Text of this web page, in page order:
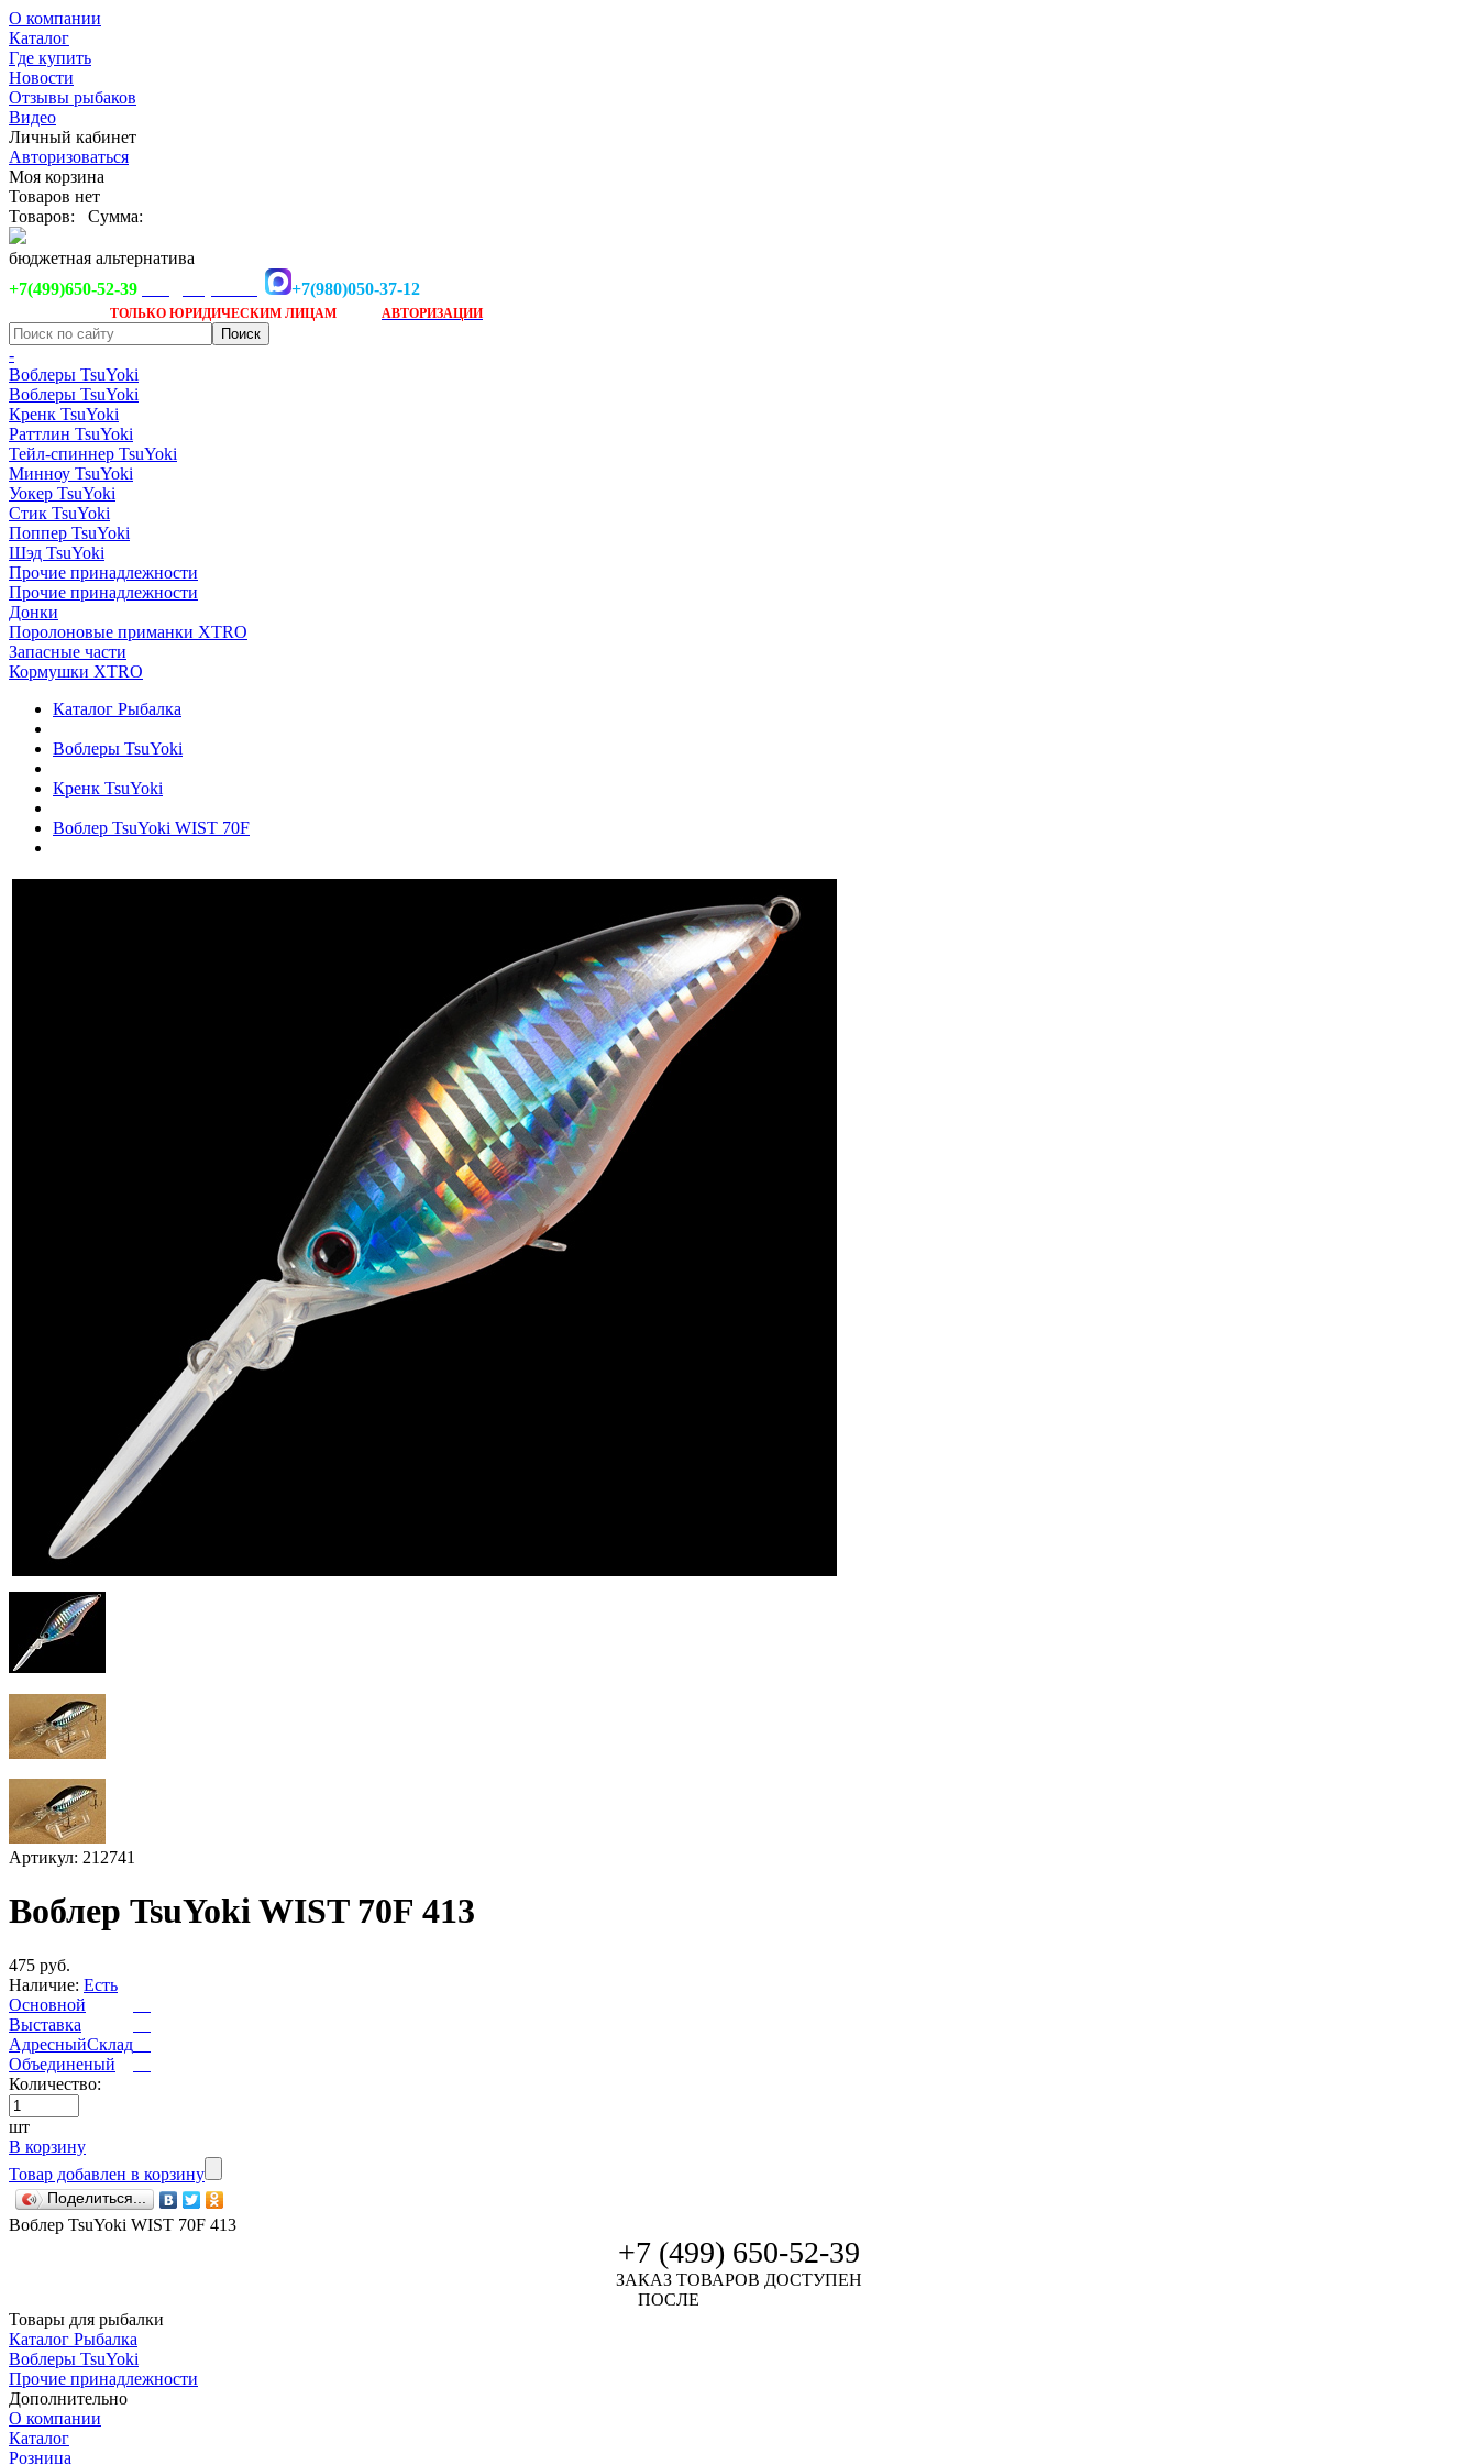
О компании
Каталог
Где купить
Новости
Отзывы рыбаков
Видео
Личный кабинет
Авторизоваться
Моя корзина
Товаров нет
Товаров:
Сумма:
бюджетная альтернатива
+7(499)650-52-39
+7(980)050-37-12
ТОЛЬКО ЮРИДИЧЕСКИМ ЛИЦАМ АВТОРИЗАЦИИ
-
Воблеры TsuYoki
Воблеры TsuYoki
Кренк TsuYoki
Раттлин TsuYoki
Тейл-спиннер TsuYoki
Минноу TsuYoki
Уокер TsuYoki
Стик TsuYoki
Поппер TsuYoki
Шэд TsuYoki
Прочие принадлежности
Прочие принадлежности
Донки
Поролоновые приманки XTRO
Запасные части
Кормушки XTRO
Каталог Рыбалка
Воблеры TsuYoki
Кренк TsuYoki
Воблер TsuYoki WIST 70F
Артикул: 212741
Воблер TsuYoki WIST 70F 413
475 руб.
Наличие: Есть
Основной
Выставка
АдресныйСклад
Объединеный
Количество:
шт
В корзину
Товар добавлен в корзину
Поделиться...
Воблер TsuYoki WIST 70F 413
+7 (499) 650-52-39
ЗАКАЗ ТОВАРОВ ДОСТУПЕН
ПОСЛЕ
Товары для рыбалки
Каталог Рыбалка
Воблеры TsuYoki
Прочие принадлежности
Дополнительно
О компании
Каталог
Розница